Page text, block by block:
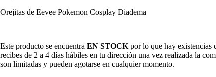
Orejitas de Eevee Pokemon Cosplay Diadema
Este producto se encuentra EN STOCK por lo que hay existencias
recibes de 2 a 4 días hábiles en tu dirección una vez realizada la
son limitadas y pueden agotarse en cualquier momento.